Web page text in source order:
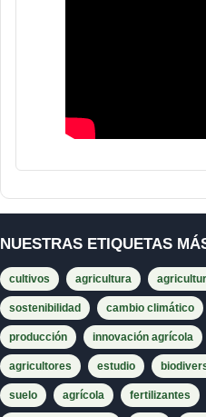
NUESTRAS ETIQUETAS
cultivos agricultura
sostenibilidad cambio climático
producción innovación agrícola
agricultores estudio
suelo agrícola fertilizantes